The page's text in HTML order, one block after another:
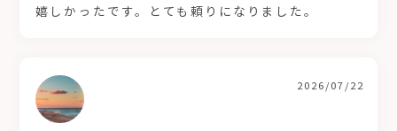
嬉しかったです。とても頼りになりました。
2026/07/22